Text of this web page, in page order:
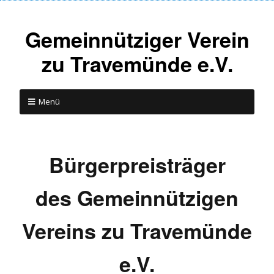
Gemeinnütziger Verein
zu Travemünde e.V.
Menü
Bürgerpreisträger
des Gemeinnützigen
Vereins zu Travemünde
e.V.